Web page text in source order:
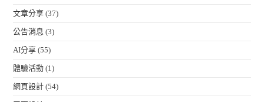
文章分享 (37)
公告消息 (3)
AI分享 (55)
體驗活動 (1)
網頁設計 (54)